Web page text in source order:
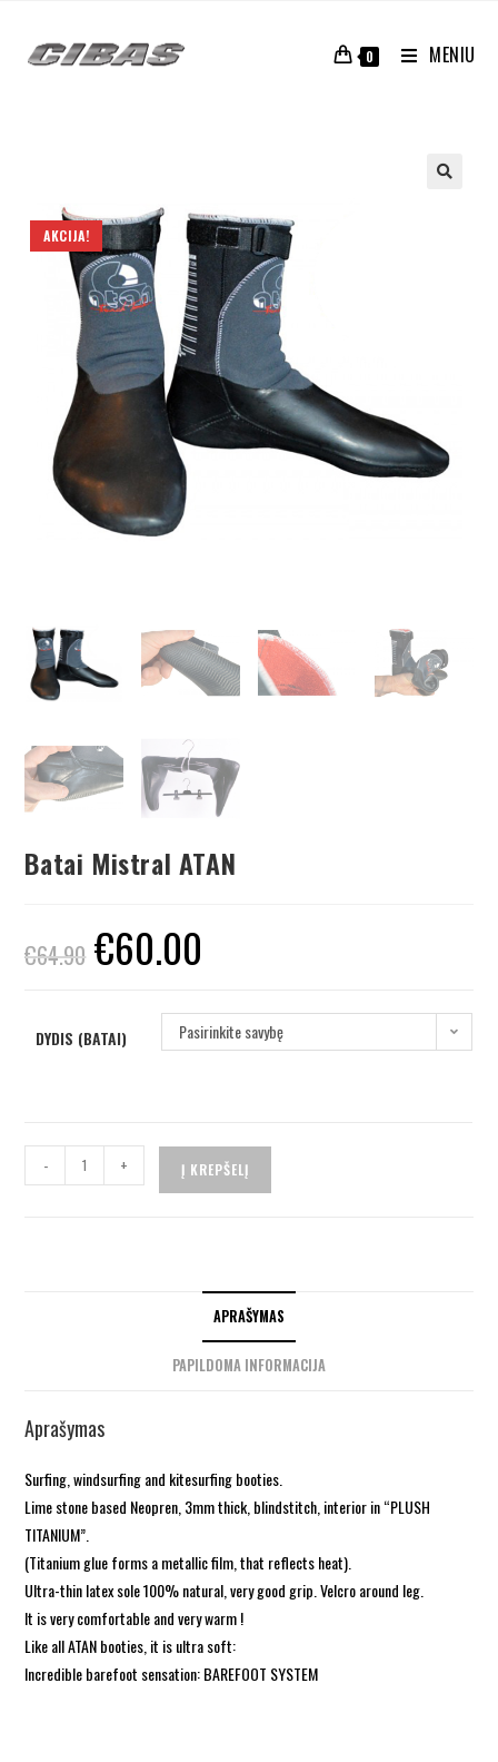
0 MENIU
AKCIJA!
Batai Mistral ATAN
€64.90 €60.00
DYDIS (BATAI) Pasirinkite savybę
- + Į KREPŠELĮ
APRAŠYMAS
PAPILDOMA INFORMACIJA
Aprašymas
Surfing, windsurfing and kitesurfing booties.
Lime stone based Neopren, 3mm thick, blindstitch, interior in “PLUSH
TITANIUM”.
(Titanium glue forms a metallic film, that reflects heat).
Ultra-thin latex sole 100% natural, very good grip. Velcro around leg.
It is very comfortable and very warm !
Like all ATAN booties, it is ultra soft:
Incredible barefoot sensation: BAREFOOT SYSTEM